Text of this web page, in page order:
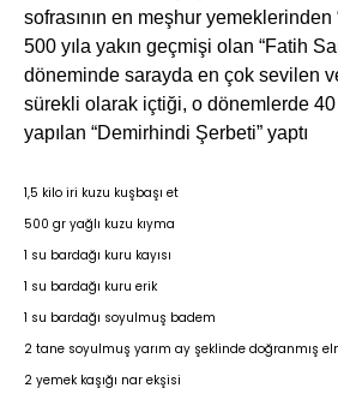
sofrasının en meşhur yemeklerinden
500 yıla yakın geçmişi olan “Fatih
döneminde sarayda en çok sevilen
sürekli olarak içtiği, o dönemlerde 40
yapılan “Demirhindi Şerbeti” yaptı
1,5 kilo iri kuzu kuşbaşı et
500 gr yağlı kuzu kıyma
1 su bardağı kuru kayısı
1 su bardağı kuru erik
1 su bardağı soyulmuş badem
2 tane soyulmuş yarım ay şeklinde doğranmış
2 yemek kaşığı nar ekşisi